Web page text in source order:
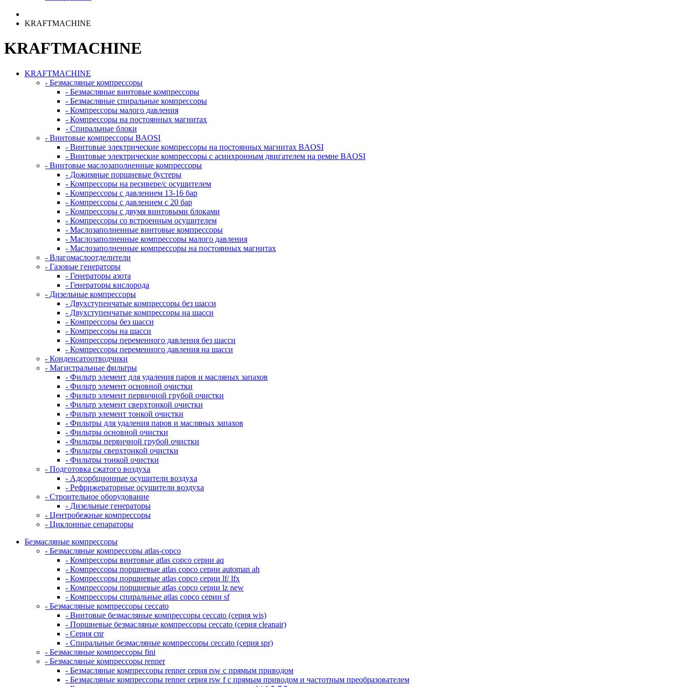
KRAFTMACHINE
KRAFTMACHINE
KRAFTMACHINE
- Безмасляные компрессоры
- Безмасляные винтовые компрессоры
- Безмасляные спиральные компрессоры
- Компрессоры малого давления
- Компрессоры на постоянных магнитах
- Спиральные блоки
- Винтовые компрессоры BAOSI
- Винтовые электрические компрессоры на постоянных магнитах BAOSI
- Винтовые электрические компрессоры с асинхронным двигателем на ремне BAOSI
- Винтовые маслозаполненные компрессоры
- Дожимные поршневые бустеры
- Компрессоры на ресивере/с осушителем
- Компрессоры с давлением 13-16 бар
- Компрессоры с давлением с 20 бар
- Компрессоры с двумя винтовыми блоками
- Компрессоры со встроенным осушителем
- Маслозаполненные винтовые компрессоры
- Маслозаполненные компрессоры малого давления
- Маслозаполненные компрессоры на постоянных магнитах
- Влагомаслоотделители
- Газовые генераторы
- Генераторы азота
- Генераторы кислорода
- Дизельные компрессоры
- Двухступенчатые компрессоры без шасси
- Двухступенчатые компрессоры на шасси
- Компрессоры без шасси
- Компрессоры на шасси
- Компрессоры переменного давления без шасси
- Компрессоры переменного давления на шасси
- Конденсатоотводчики
- Магистральные фильтры
- Фильтр элемент для удаления паров и масляных запахов
- Фильтр элемент основной очистки
- Фильтр элемент первичной грубой очистки
- Фильтр элемент сверхтонкой очистки
- Фильтр элемент тонкой очистки
- Фильтры для удаления паров и масляных запахов
- Фильтры основной очистки
- Фильтры первичной грубой очистки
- Фильтры сверхтонкой очистки
- Фильтры тонкой очистки
- Подготовка сжатого воздуха
- Адсорбционные осушители воздуха
- Рефрижераторные осушители воздуха
- Строительное оборудование
- Дизельные генераторы
- Центробежные компрессоры
- Циклонные сепараторы
Безмасляные компрессоры
- Безмасляные компрессоры atlas-copco
- Компрессоры винтовые atlas copco серии aq
- Компрессоры поршневые atlas copco серии automan ah
- Компрессоры поршневые atlas copco серии lf/ lfx
- Компрессоры поршневые atlas copco серии lz new
- Компрессоры спиральные atlas copco серии sf
- Безмасляные компрессоры ceccato
- Винтовые безмасляные компрессоры ceccato (серия wis)
- Поршневые безмасляные компрессоры ceccato (серия cleanair)
- Серия cnr
- Спиральные безмасляные компрессоры ceccato (серия spr)
- Безмасляные компрессоры fini
- Безмасляные компрессоры renner
- Безмасляные компрессоры renner серия rsw с прямым приводом
- Безмасляные компрессоры renner серия rsw f с прямым приводом и частотным преобразователем